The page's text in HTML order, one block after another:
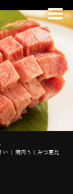
い | 焼肉うしみつ恵比